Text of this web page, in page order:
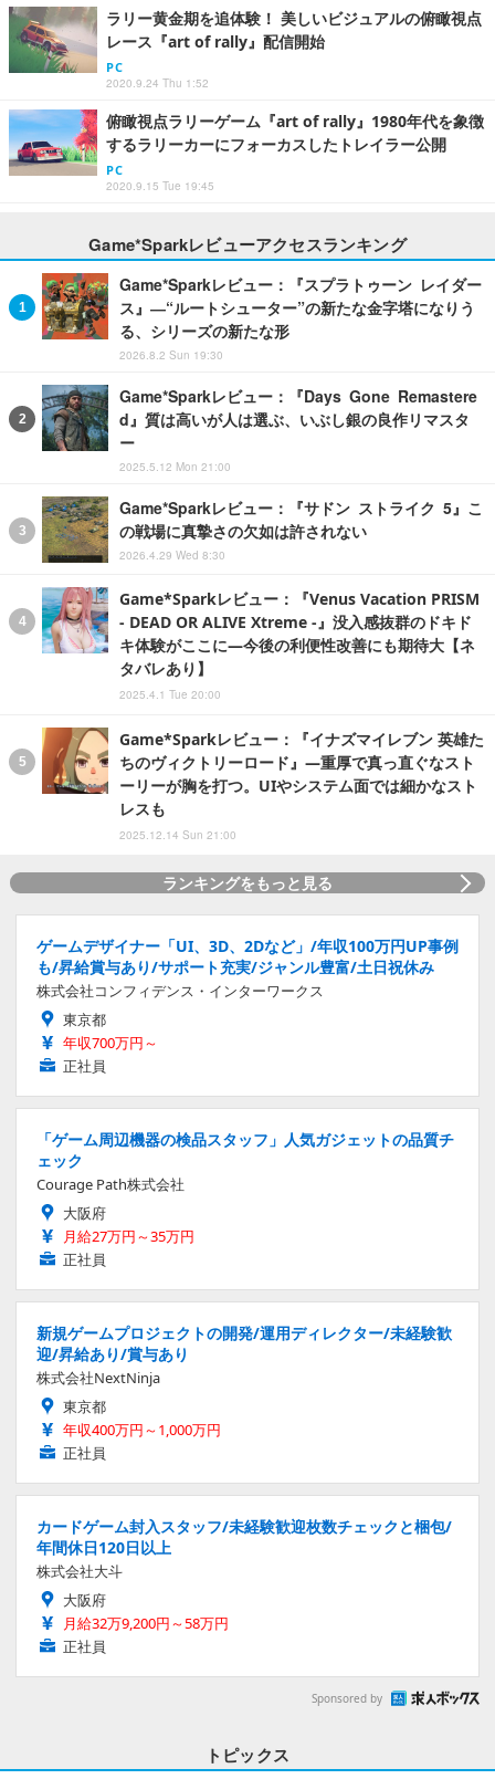
ラリー黄金期を追体験！ 美しいビジュアルの俯瞰視点
レース『art of rally』配信開始
PC
2020.9.24 Thu 1:52
俯瞰視点ラリーゲーム『art of rally』1980年代を象徴
するラリーカーにフォーカスしたトレイラー公開
PC
2020.9.15 Tue 19:45
Game*Sparkレビューアクセスランキング
Game*Sparkレビュー：『スプラトゥーン レイダー
ス』―“ルートシューター”の新たな金字塔になりう
る、シリーズの新たな形
2026.8.2 Sun 19:30
Game*Sparkレビュー：『Days Gone Remastere
d』質は高いが人は選ぶ、いぶし銀の良作リマスタ
ー
2025.5.12 Mon 21:00
Game*Sparkレビュー：『サドン ストライク 5』こ
の戦場に真摯さの欠如は許されない
2026.4.29 Wed 8:30
Game*Sparkレビュー：『Venus Vacation PRISM
- DEAD OR ALIVE Xtreme -』没入感抜群のドキド
キ体験がここに―今後の利便性改善にも期待大【ネ
タバレあり】
2025.4.1 Tue 20:00
Game*Sparkレビュー：『イナズマイレブン 英雄た
ちのヴィクトリーロード』―重厚で真っ直ぐなスト
ーリーが胸を打つ。UIやシステム面では細かなスト
レスも
2025.12.14 Sun 21:00
ランキングをもっと見る
ゲームデザイナー「UI、3D、2Dなど」/年収100万円UP事例
も/昇給賞与あり/サポート充実/ジャンル豊富/土日祝休み
株式会社コンフィデンス・インターワークス
東京都
年収700万円～
正社員
「ゲーム周辺機器の検品スタッフ」人気ガジェットの品質チ
ェック
Courage Path株式会社
大阪府
月給27万円～35万円
正社員
新規ゲームプロジェクトの開発/運用ディレクター/未経験歓
迎/昇給あり/賞与あり
株式会社NextNinja
東京都
年収400万円～1,000万円
正社員
カードゲーム封入スタッフ/未経験歓迎枚数チェックと梱包/
年間休日120日以上
株式会社大斗
大阪府
月給32万9,200円～58万円
正社員
Sponsored by
トピックス